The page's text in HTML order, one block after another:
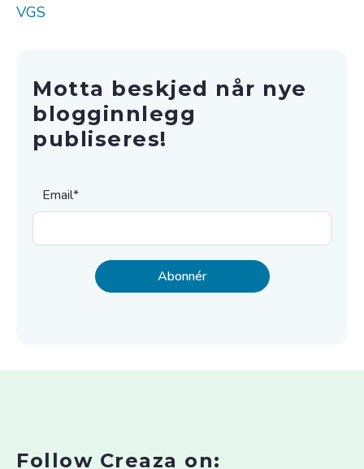
VGS
Motta beskjed når nye
blogginnlegg
publiseres!
Email*
Follow Creaza on: